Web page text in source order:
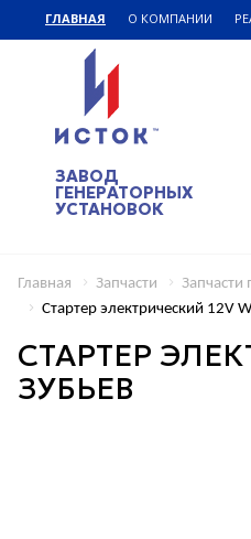
ГЛАВНАЯ О КОМПАНИИ
ЗАВОД
ГЕНЕРАТОРНЫХ
УСТАНОВОК
Главная Запчасти Запчасти
Стартер электрический 12V
СТАРТЕР
ЗУБЬЕВ